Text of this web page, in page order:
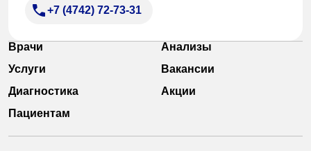
+7 (4742) 72-73-31
Врачи
Анализы
Услуги
Вакансии
Диагностика
Акции
Пациентам